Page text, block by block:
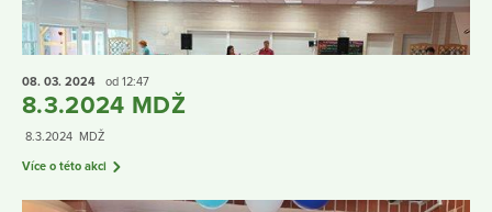
08. 03. 2024 od 12:47
8.3.2024 MDŽ
8.3.2024 MDŽ
Více o této akci